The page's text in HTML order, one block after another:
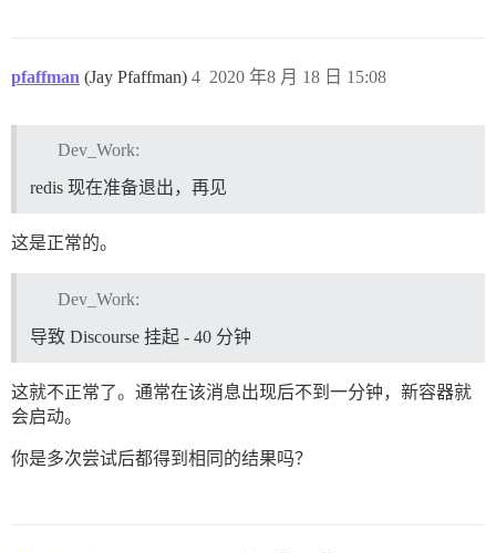
pfaffman (Jay Pfaffman) 2020 年8 月 18 日 15:08
4
Dev_Work:
redis 现在准备退出，再见
这是正常的。
Dev_Work:
导致 Discourse 挂起 - 40 分钟
这就不正常了。通常在该消息出现后不到一分钟，新容器就
会启动。
你是多次尝试后都得到相同的结果吗？